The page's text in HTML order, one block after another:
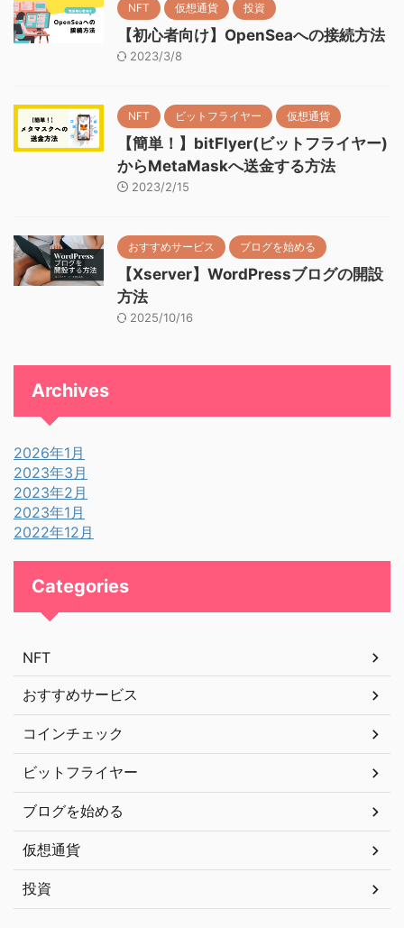
NFT 仮想通貨 投資
【初心者向け】OpenSeaへの接続方法
2023/3/8
NFT ビットフライヤー 仮想通貨
【簡単！】bitFlyer(ビットフライヤー)
からMetaMaskへ送金する方法
2023/2/15
おすすめサービス ブログを始める
【Xserver】WordPressブログの開設
方法
2025/10/16
Archives
2026年1月
2023年3月
2023年2月
2023年1月
2022年12月
Categories
NFT
おすすめサービス
コインチェック
ビットフライヤー
ブログを始める
仮想通貨
投資